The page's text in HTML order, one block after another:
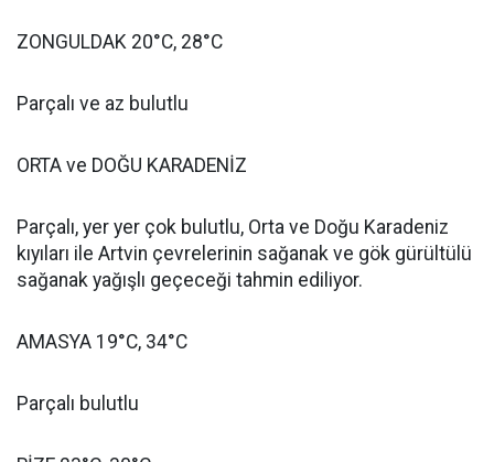
ZONGULDAK 20°C, 28°C
Parçalı ve az bulutlu
ORTA ve DOĞU KARADENİZ
Parçalı, yer yer çok bulutlu, Orta ve Doğu Karadeniz
kıyıları ile Artvin çevrelerinin sağanak ve gök gürültülü
sağanak yağışlı geçeceği tahmin ediliyor.
AMASYA 19°C, 34°C
Parçalı bulutlu